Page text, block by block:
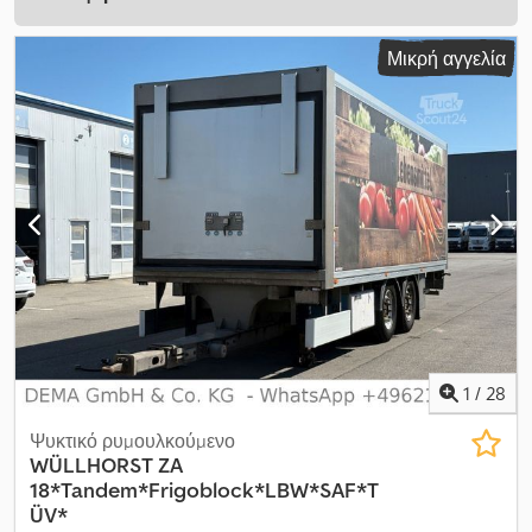
Μικρή αγγελία
1 / 28
Ψυκτικό ρυμουλκούμενο
WÜLLHORST ZA
18*Tandem*Frigoblock*LBW*SAF*T
ÜV*